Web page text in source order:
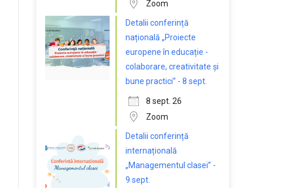
Zoom
Detalii conferință
națională „Proiecte
europene în educație -
colaborare, creativitate și
bune practici” - 8 sept.
8 sept. 26
Zoom
Detalii conferință
internațională
„Managementul clasei” -
9 sept.